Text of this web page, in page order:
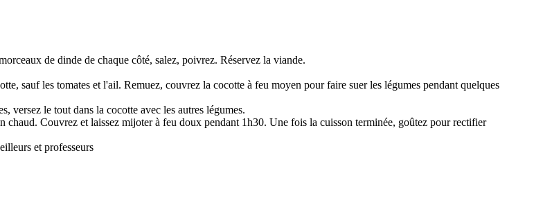
de dinde de chaque côté, salez, poivrez. Réservez la viande.
sauf les tomates et l'ail. Remuez, couvrez la cocotte à feu moyen pour faire suer les légumes pendant quelques
versez le tout dans la cocotte avec les autres légumes.
Couvrez et laissez mijoter à feu doux pendant 1h30. Une fois la cuisson terminée, goûtez pour rectifier
et professeurs